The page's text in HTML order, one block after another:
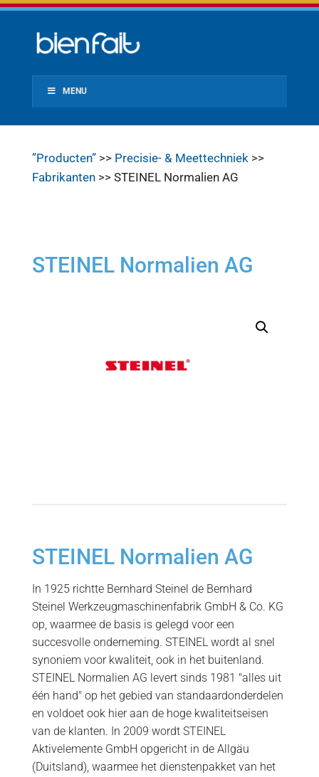
MENU
”Producten”>> Precisie- & Meettechniek>>
Fabrikanten>> STEINEL Normalien AG
STEINEL Normalien AG
STEINEL Normalien AG
In 1925 richtte Bernhard Steinel de Bernhard
Steinel Werkzeugmaschinenfabrik GmbH & Co. KG
op, waarmee de basis is gelegd voor een
succesvolle onderneming. STEINEL wordt al snel
synoniem voor kwaliteit, ook in het buitenland.
STEINEL Normalien AG levert sinds 1981 "alles uit
één hand" op het gebied van standaardonderdelen
en voldoet ook hier aan de hoge kwaliteitseisen
van de klanten. In 2009 wordt STEINEL
Aktivelemente GmbH opgericht in de Allgäu
(Duitsland), waarmee het dienstenpakket van het